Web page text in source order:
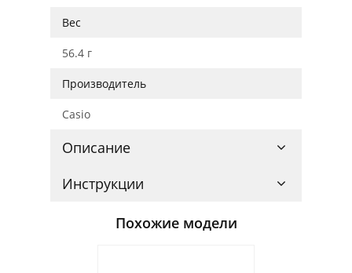
Вес
56.4 г
Производитель
Casio
Описание
Инструкции
Похожие модели